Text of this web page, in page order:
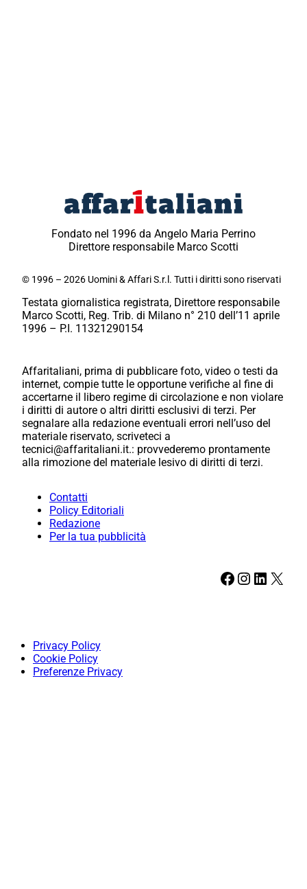
Fondato nel 1996 da Angelo Maria Perrino
Direttore responsabile Marco Scotti
© 1996 – 2026 Uomini & Affari S.r.l. Tutti i diritti sono riservati
Testata giornalistica registrata, Direttore responsabile
Marco Scotti, Reg. Trib. di Milano n° 210 dell’11 aprile
1996 – P.I. 11321290154
Affaritaliani, prima di pubblicare foto, video o testi da
internet, compie tutte le opportune verifiche al fine di
accertarne il libero regime di circolazione e non violare
i diritti di autore o altri diritti esclusivi di terzi. Per
segnalare alla redazione eventuali errori nell’uso del
materiale riservato, scriveteci a
tecnici@affaritaliani.it.: provvederemo prontamente
alla rimozione del materiale lesivo di diritti di terzi.
Contatti
Policy Editoriali
Redazione
Per la tua pubblicità
Facebook Instagram LinkedIn X
Privacy Policy
Cookie Policy
Preferenze Privacy